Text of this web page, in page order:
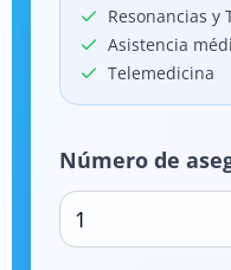
Resonancias y
Asistencia
Telemedicina
Número de
1